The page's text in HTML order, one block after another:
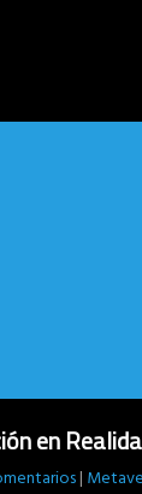
en
|